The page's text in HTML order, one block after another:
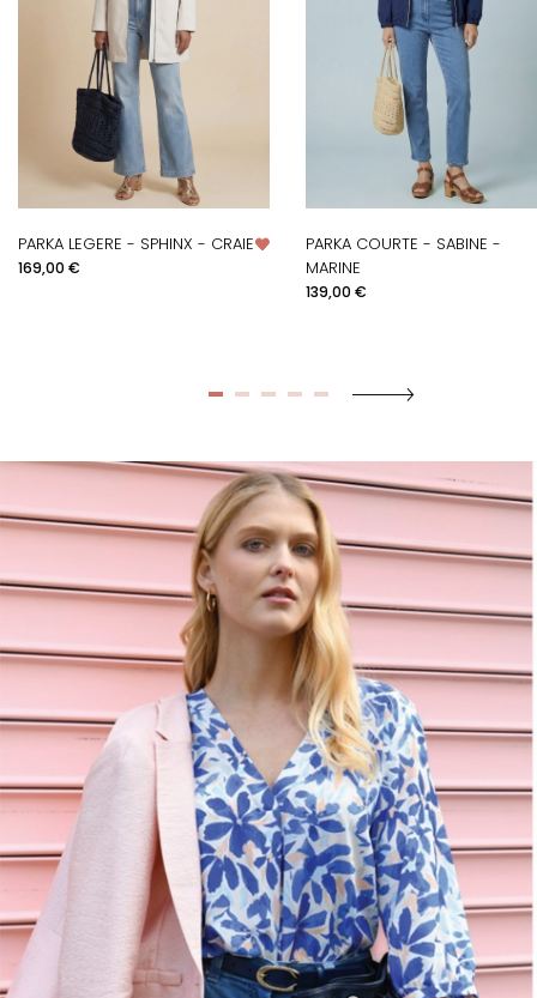
PARKA LEGERE - SPHINX - CRAIE
Prix
169,00 €
PARKA COURTE - SABINE -
MARINE
Prix
139,00 €